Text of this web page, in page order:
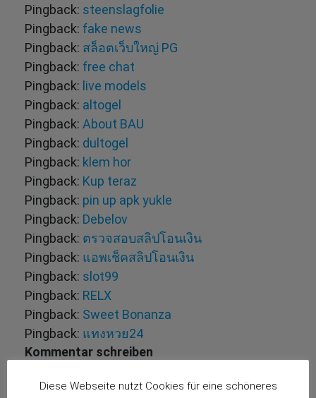
Pingback: steenslagfolie
Pingback: fake news
Pingback: สล็อตเว็บใหญ่ PG
Pingback: free chat
Pingback: live models
Pingback: altogel
Pingback: About BAU
Pingback: dultogel
Pingback: klem hor
Pingback: Kup teraz
Pingback: pin up apk yukle
Pingback: Debelov
Pingback: ตรวจสอบสลิปโอนเงิน
Pingback: แอพเช็คสลิปโอนเงิน
Pingback: slot99
Pingback: RELX
Pingback: Sweet Bonanza
Pingback: แทงหวย24
Kommentar schreiben
Deine E-Mail-Adresse wird nicht veröffentlicht.
Diese Webseite nutzt Cookies für eine schöneres